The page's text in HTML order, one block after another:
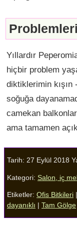
Problemleri
Yıllardır
hiçbir problem
diktiklerimin
soğuğa
camekan
ama tamamen
Tarih: 27 Eylül 2018
Kategori: Salon, iç
Etiketler: Ofis Bitkileri
dayanıklı
Tam Gölge